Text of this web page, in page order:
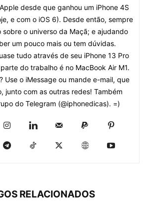
desde que ganhou um iPhone 4S
e com o iOS 6). Desde então, sempre
o universo da Maçã; e ajudando
um pouco mais ou tem dúvidas.
tudo através de seu iPhone 13 Pro
do trabalho é no MacBook Air M1.
Use o iMessage ou mande e-mail, que
junto com as outras redes! Também
do Telegram (@iphonedicas). =)
RELACIONADOS